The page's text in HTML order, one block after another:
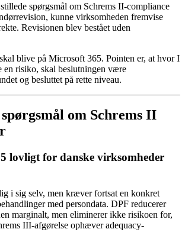
spørgsmål om Schrems II-compliance
kunne virksomheden fremvise
Revisionen blev bestået uden
blive på Microsoft 365. Pointen er, at hvor I
en risiko, skal beslutningen være
og besluttet på rette niveau.
om Schrems II
lovligt for danske virksomheder
i sig selv, men kræver fortsat en konkret
med persondata. DPF reducerer
marginalt, men eliminerer ikke risikoen for,
III-afgørelse ophæver adequacy-